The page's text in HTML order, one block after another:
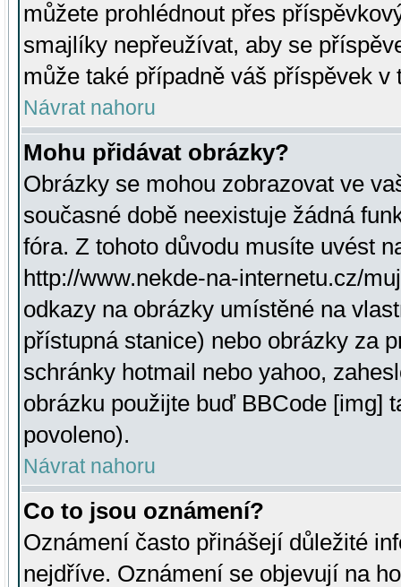
můžete prohlédnout přes
smajlíky nepřeužívat, aby se
může také případně váš příspěvek v
Návrat nahoru
Mohu přidávat obrázky?
Obrázky se mohou zobrazovat ve
současné době neexistuje žádná
fóra. Z tohoto důvodu musíte uvést
http://www.nekde-na-internetu.cz/
odkazy na obrázky umístěné na
přístupná stanice) nebo obrázky za
schránky hotmail nebo yahoo,
obrázku použijte buď BBCode [img]
povoleno).
Návrat nahoru
Co to jsou oznámení?
Oznámení často přinášejí důležité
nejdříve. Oznámení se objevují na